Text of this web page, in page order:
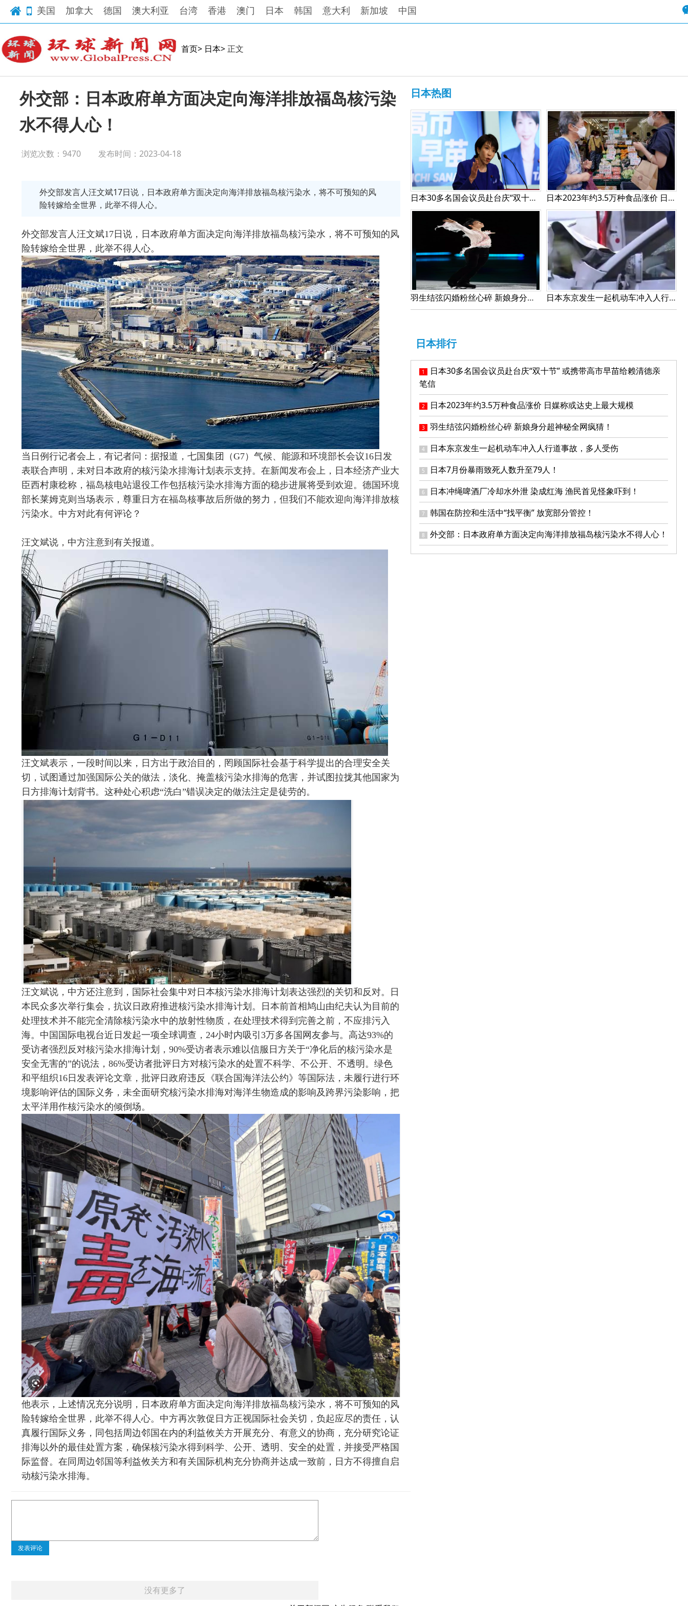
美国 加拿大 德国 澳大利亚 台湾 香港 澳门 日本 韩国 意大利 新加坡 中国
首页> 日本> 正文
外交部：日本政府单方面决定向海洋排放福岛核污染
水不得人心！
浏览次数：9470 发布时间：2023-04-18
外交部发言人汪文斌17日说，日本政府单方面决定向海洋排放福岛核污染水，将不可预知的风
险转嫁给全世界，此举不得人心。
外交部发言人汪文斌17日说，日本政府单方面决定向海洋排放福岛核污染水，将不可预知的风
险转嫁给全世界，此举不得人心。
当日例行记者会上，有记者问：据报道，七国集团（G7）气候、能源和环境部长会议16日发
表联合声明，未对日本政府的核污染水排海计划表示支持。在新闻发布会上，日本经济产业大
臣西村康稔称，福岛核电站退役工作包括核污染水排海方面的稳步进展将受到欢迎。德国环境
部长莱姆克则当场表示，尊重日方在福岛核事故后所做的努力，但我们不能欢迎向海洋排放核
污染水。中方对此有何评论？
汪文斌说，中方注意到有关报道。
汪文斌表示，一段时间以来，日方出于政治目的，罔顾国际社会基于科学提出的合理安全关
切，试图通过加强国际公关的做法，淡化、掩盖核污染水排海的危害，并试图拉拢其他国家为
日方排海计划背书。这种处心积虑“洗白”错误决定的做法注定是徒劳的。
汪文斌说，中方还注意到，国际社会集中对日本核污染水排海计划表达强烈的关切和反对。日
本民众多次举行集会，抗议日政府推进核污染水排海计划。日本前首相鸠山由纪夫认为目前的
处理技术并不能完全清除核污染水中的放射性物质，在处理技术得到完善之前，不应排污入
海。中国国际电视台近日发起一项全球调查，24小时内吸引3万多各国网友参与。高达93%的
受访者强烈反对核污染水排海计划，90%受访者表示难以信服日方关于“净化后的核污染水是
安全无害的”的说法，86%受访者批评日方对核污染水的处置不科学、不公开、不透明。绿色
和平组织16日发表评论文章，批评日政府违反《联合国海洋法公约》等国际法，未履行进行环
境影响评估的国际义务，未全面研究核污染水排海对海洋生物造成的影响及跨界污染影响，把
太平洋用作核污染水的倾倒场。
他表示，上述情况充分说明，日本政府单方面决定向海洋排放福岛核污染水，将不可预知的风
险转嫁给全世界，此举不得人心。中方再次敦促日方正视国际社会关切，负起应尽的责任，认
真履行国际义务，同包括周边邻国在内的利益攸关方开展充分、有意义的协商，充分研究论证
排海以外的最佳处置方案，确保核污染水得到科学、公开、透明、安全的处置，并接受严格国
际监督。在同周边邻国等利益攸关方和有关国际机构充分协商并达成一致前，日方不得擅自启
动核污染水排海。
发表评论
没有更多了
日本热图
日本30多名国会议员赴台庆“双十节” 或携带高市早苗给赖清德亲笔信 日本2023年约3.5万种食品涨价 日媒称或达史上最大规模
羽生结弦闪婚粉丝心碎 新娘身分超神秘全网疯猜！ 日本东京发生一起机动车冲入人行道事故，多人受伤
日本排行
1
日本30多名国会议员赴台庆“双十节” 或携带高市早苗给赖清德亲
笔信
2 日本2023年约3.5万种食品涨价 日媒称或达史上最大规模
3 羽生结弦闪婚粉丝心碎 新娘身分超神秘全网疯猜！
4 日本东京发生一起机动车冲入人行道事故，多人受伤
5 日本7月份暴雨致死人数升至79人！
6 日本冲绳啤酒厂冷却水外泄 染成红海 渔民首见怪象吓到！
7 韩国在防控和生活中“找平衡” 放宽部分管控！
8 外交部：日本政府单方面决定向海洋排放福岛核污染水不得人心！